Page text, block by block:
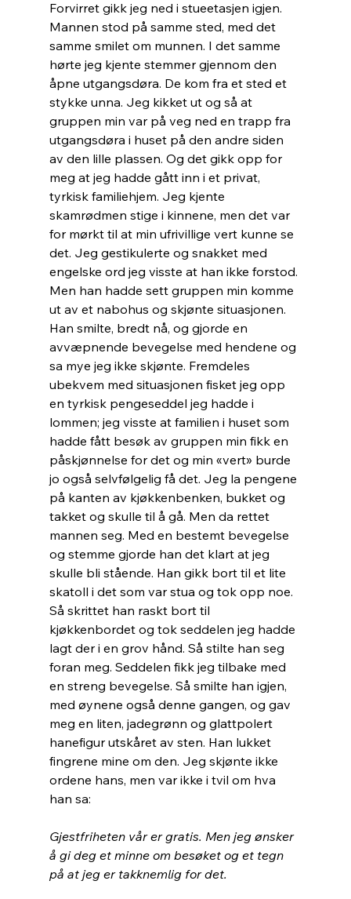
Forvirret gikk jeg ned i stueetasjen igjen.
Mannen stod på samme sted, med det
samme smilet om munnen. I det samme
hørte jeg kjente stemmer gjennom den
åpne utgangsdøra. De kom fra et sted et
stykke unna. Jeg kikket ut og så at
gruppen min var på veg ned en trapp fra
utgangsdøra i huset på den andre siden
av den lille plassen. Og det gikk opp for
meg at jeg hadde gått inn i et privat,
tyrkisk familiehjem. Jeg kjente
skamrødmen stige i kinnene, men det var
for mørkt til at min ufrivillige vert kunne se
det. Jeg gestikulerte og snakket med
engelske ord jeg visste at han ikke forstod.
Men han hadde sett gruppen min komme
ut av et nabohus og skjønte situasjonen.
Han smilte, bredt nå, og gjorde en
avvæpnende bevegelse med hendene og
sa mye jeg ikke skjønte. Fremdeles
ubekvem med situasjonen fisket jeg opp
en tyrkisk pengeseddel jeg hadde i
lommen; jeg visste at familien i huset som
hadde fått besøk av gruppen min fikk en
påskjønnelse for det og min «vert» burde
jo også selvfølgelig få det. Jeg la pengene
på kanten av kjøkkenbenken, bukket og
takket og skulle til å gå. Men da rettet
mannen seg. Med en bestemt bevegelse
og stemme gjorde han det klart at jeg
skulle bli stående. Han gikk bort til et lite
skatoll i det som var stua og tok opp noe.
Så skrittet han raskt bort til
kjøkkenbordet og tok seddelen jeg hadde
lagt der i en grov hånd. Så stilte han seg
foran meg. Seddelen fikk jeg tilbake med
en streng bevegelse. Så smilte han igjen,
med øynene også denne gangen, og gav
meg en liten, jadegrønn og glattpolert
hanefigur utskåret av sten. Han lukket
fingrene mine om den. Jeg skjønte ikke
ordene hans, men var ikke i tvil om hva
han sa:
Gjestfriheten vår er gratis. Men jeg ønsker
å gi deg et minne om besøket og et tegn
på at jeg er takknemlig for det.